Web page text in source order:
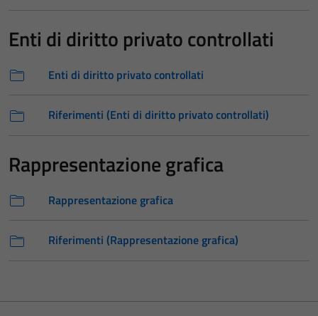
Enti di diritto privato controllati
Enti di diritto privato controllati
Riferimenti (Enti di diritto privato controllati)
Rappresentazione grafica
Rappresentazione grafica
Riferimenti (Rappresentazione grafica)